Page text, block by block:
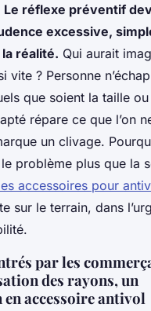
Le réflexe préventif
excessive,
réalité. Qui aurait
vite ? Personne
que soient la taille
répare ce que l’on
un clivage.
problème plus que la
accessoires pour
sur le terrain, dans
par les
des rayons, un
en accessoire antivol